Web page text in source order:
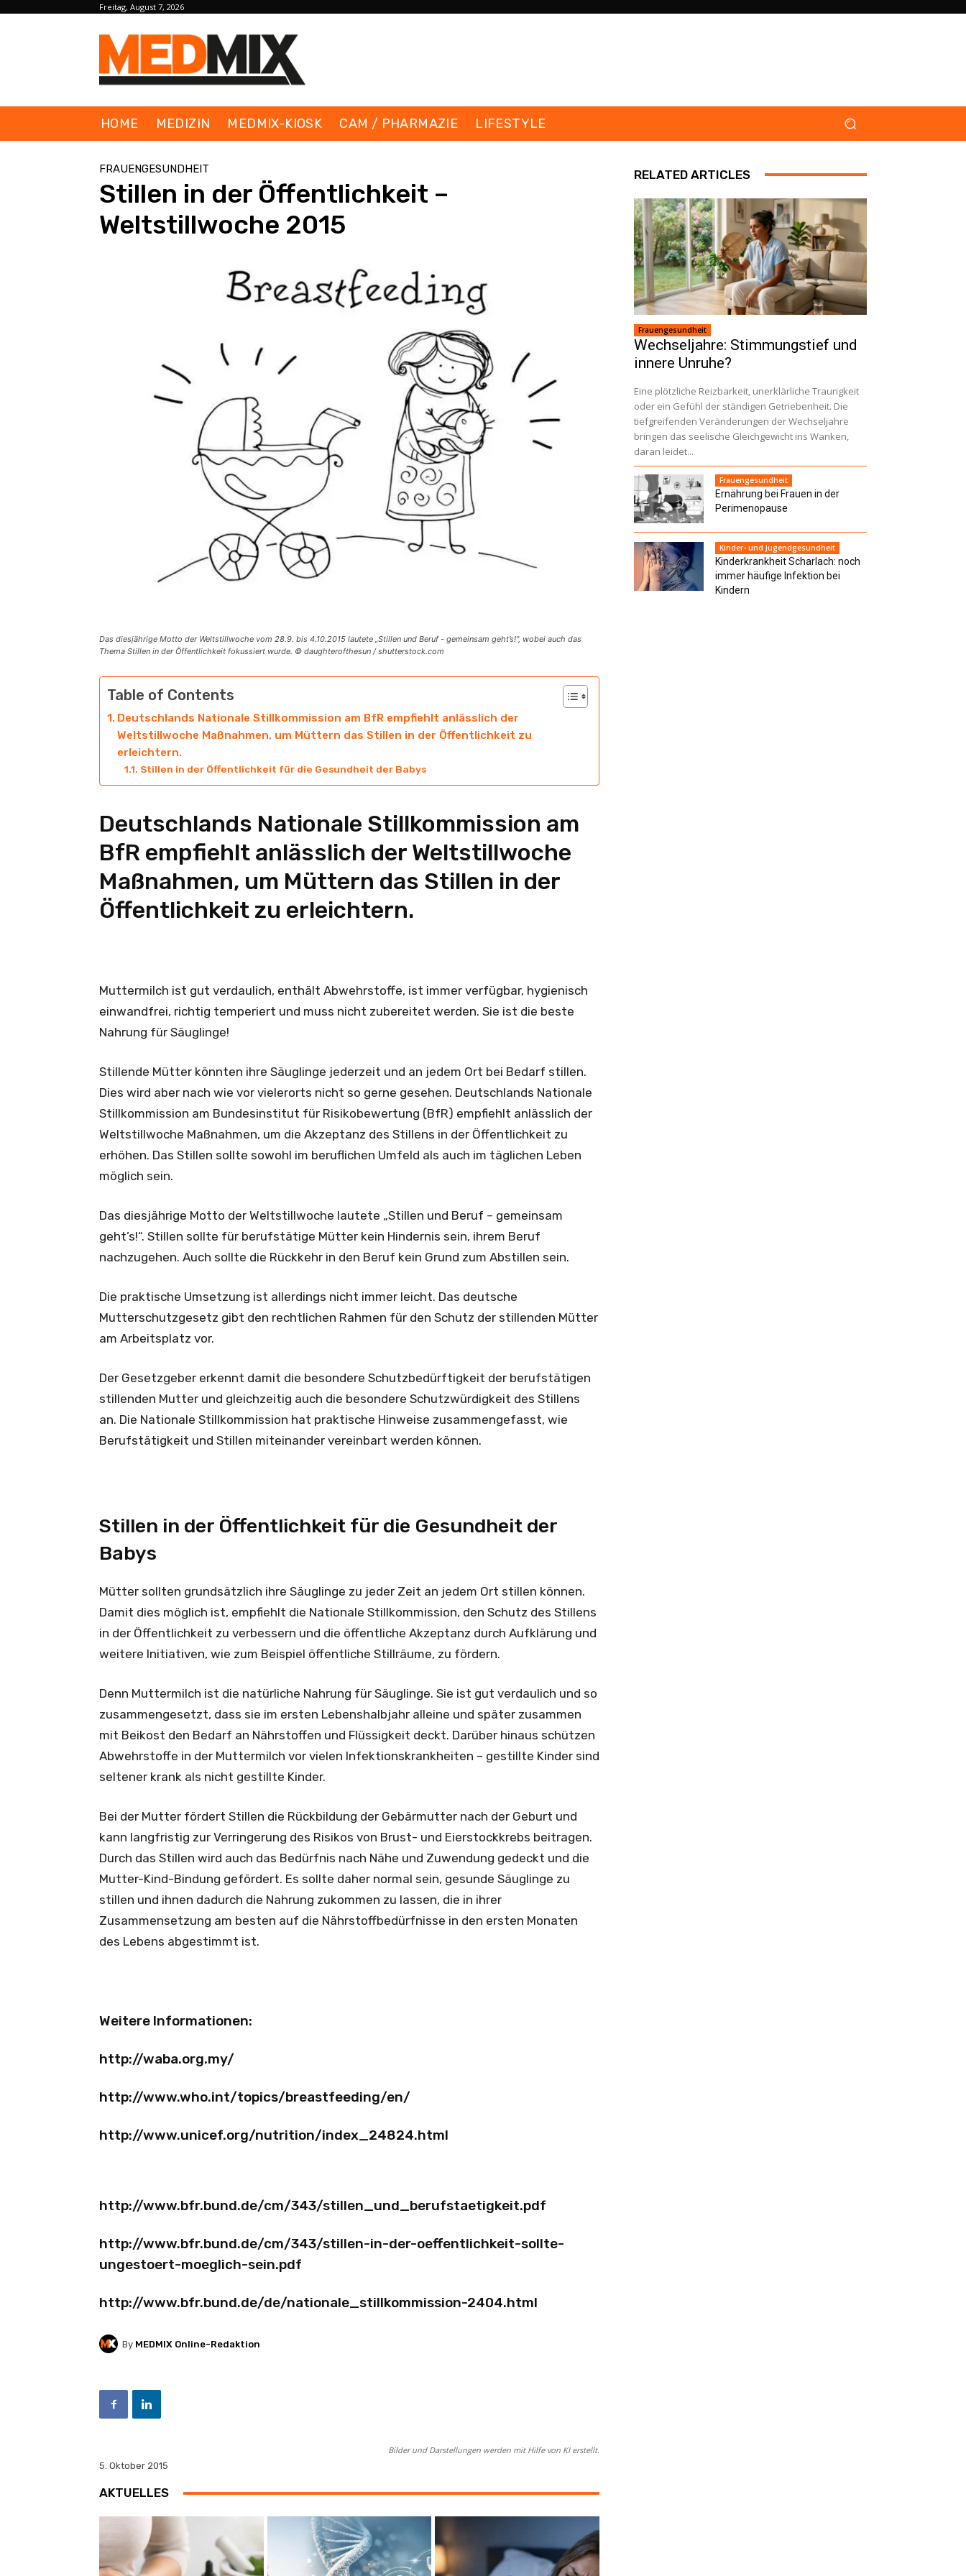
Freitag, August 7, 2026
HOME MEDIZIN MEDMIX-KIOSK CAM / PHARMAZIE LIFESTYLE
FRAUENGESUNDHEIT
Stillen in der Öffentlichkeit –
Weltstillwoche 2015
Das diesjährige Motto der Weltstillwoche vom 28.9. bis 4.10.2015 lautete „Stillen und Beruf - gemeinsam geht’s!", wobei auch das
Thema Stillen in der Öffentlichkeit fokussiert wurde. © daughterofthesun / shutterstock.com
Table of Contents
Deutschlands Nationale Stillkommission am BfR empfiehlt anlässlich der
Weltstillwoche Maßnahmen, um Müttern das Stillen in der Öffentlichkeit zu
erleichtern.
Stillen in der Öffentlichkeit für die Gesundheit der Babys
Deutschlands Nationale Stillkommission am
BfR empfiehlt anlässlich der Weltstillwoche
Maßnahmen, um Müttern das Stillen in der
Öffentlichkeit zu erleichtern.
Muttermilch ist gut verdaulich, enthält Abwehrstoffe, ist immer verfügbar, hygienisch
einwandfrei, richtig temperiert und muss nicht zubereitet werden. Sie ist die beste
Nahrung für Säuglinge!
Stillende Mütter könnten ihre Säuglinge jederzeit und an jedem Ort bei Bedarf stillen.
Dies wird aber nach wie vor vielerorts nicht so gerne gesehen. Deutschlands Nationale
Stillkommission am Bundesinstitut für Risikobewertung (BfR) empfiehlt anlässlich der
Weltstillwoche Maßnahmen, um die Akzeptanz des Stillens in der Öffentlichkeit zu
erhöhen. Das Stillen sollte sowohl im beruflichen Umfeld als auch im täglichen Leben
möglich sein.
Das diesjährige Motto der Weltstillwoche lautete „Stillen und Beruf – gemeinsam
geht’s!“. Stillen sollte für berufstätige Mütter kein Hindernis sein, ihrem Beruf
nachzugehen. Auch sollte die Rückkehr in den Beruf kein Grund zum Abstillen sein.
Die praktische Umsetzung ist allerdings nicht immer leicht. Das deutsche
Mutterschutzgesetz gibt den rechtlichen Rahmen für den Schutz der stillenden Mütter
am Arbeitsplatz vor.
Der Gesetzgeber erkennt damit die besondere Schutzbedürftigkeit der berufstätigen
stillenden Mutter und gleichzeitig auch die besondere Schutzwürdigkeit des Stillens
an. Die Nationale Stillkommission hat praktische Hinweise zusammengefasst, wie
Berufstätigkeit und Stillen miteinander vereinbart werden können.
Stillen in der Öffentlichkeit für die Gesundheit der
Babys
Mütter sollten grundsätzlich ihre Säuglinge zu jeder Zeit an jedem Ort stillen können.
Damit dies möglich ist, empfiehlt die Nationale Stillkommission, den Schutz des Stillens
in der Öffentlichkeit zu verbessern und die öffentliche Akzeptanz durch Aufklärung und
weitere Initiativen, wie zum Beispiel öffentliche Stillräume, zu fördern.
Denn Muttermilch ist die natürliche Nahrung für Säuglinge. Sie ist gut verdaulich und so
zusammengesetzt, dass sie im ersten Lebenshalbjahr alleine und später zusammen
mit Beikost den Bedarf an Nährstoffen und Flüssigkeit deckt. Darüber hinaus schützen
Abwehrstoffe in der Muttermilch vor vielen Infektionskrankheiten – gestillte Kinder sind
seltener krank als nicht gestillte Kinder.
Bei der Mutter fördert Stillen die Rückbildung der Gebärmutter nach der Geburt und
kann langfristig zur Verringerung des Risikos von Brust- und Eierstockkrebs beitragen.
Durch das Stillen wird auch das Bedürfnis nach Nähe und Zuwendung gedeckt und die
Mutter-Kind-Bindung gefördert. Es sollte daher normal sein, gesunde Säuglinge zu
stillen und ihnen dadurch die Nahrung zukommen zu lassen, die in ihrer
Zusammensetzung am besten auf die Nährstoffbedürfnisse in den ersten Monaten
des Lebens abgestimmt ist.
Weitere Informationen:
http://waba.org.my/
http://www.who.int/topics/breastfeeding/en/
http://www.unicef.org/nutrition/index_24824.html
http://www.bfr.bund.de/cm/343/stillen_und_berufstaetigkeit.pdf
http://www.bfr.bund.de/cm/343/stillen-in-der-oeffentlichkeit-sollte-
ungestoert-moeglich-sein.pdf
http://www.bfr.bund.de/de/nationale_stillkommission-2404.html
By MEDMIX Online-Redaktion
Bilder und Darstellungen werden mit Hilfe von KI erstellt.
5. Oktober 2015
AKTUELLES
RELATED ARTICLES
Frauengesundheit
Wechseljahre: Stimmungstief und
innere Unruhe?
Eine plötzliche Reizbarkeit, unerklärliche Traurigkeit
oder ein Gefühl der ständigen Getriebenheit. Die
tiefgreifenden Veränderungen der Wechseljahre
bringen das seelische Gleichgewicht ins Wanken,
daran leidet...
Frauengesundheit
Ernährung bei Frauen in der
Perimenopause
Kinder- und Jugendgesundheit
Kinderkrankheit Scharlach: noch
immer häufige Infektion bei
Kindern